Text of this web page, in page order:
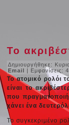
Το
Δημιουργήθηκε:
Email | Εμφανίσεις:
Το ατομικό ρολόι
είναι το
που
χάνει ένα
Το συγκεκριμένο